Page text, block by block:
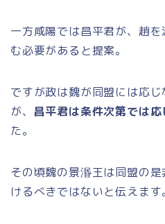
一方咸陽では昌平君が、趙
む必要があると提案。
ですが政は魏が同盟には応
が、 昌平君は条件次第では応
た。
その頃魏の景湣王は同盟の
けるべきではないと伝えます